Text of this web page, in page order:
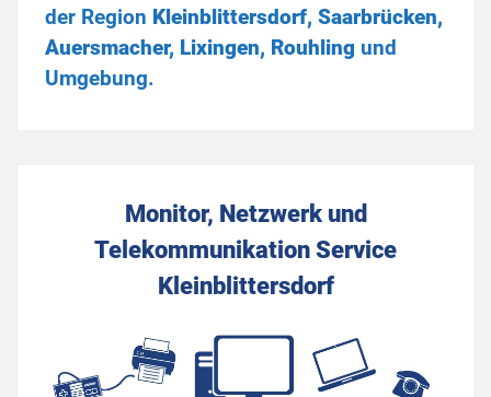
der Region Kleinblittersdorf, Saarbrücken,
Auersmacher, Lixingen, Rouhling und
Umgebung.
Monitor, Netzwerk und
Telekommunikation Service
Kleinblittersdorf